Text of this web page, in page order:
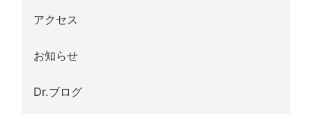
アクセス
お知らせ
Dr.ブログ